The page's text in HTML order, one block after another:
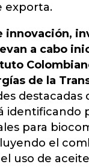
exporta.
innovación,
a cabo
de la
destacadas
identificando
para
el
el uso de